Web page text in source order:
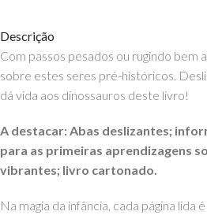
Descrição
Com passos pesados ou rugindo bem
sobre estes seres pré-históricos.
dá vida aos dinossauros deste livro!
A destacar: Abas deslizantes;
para as primeiras aprendizagens
vibrantes; livro cartonado.
Na magia da infância, cada página lida